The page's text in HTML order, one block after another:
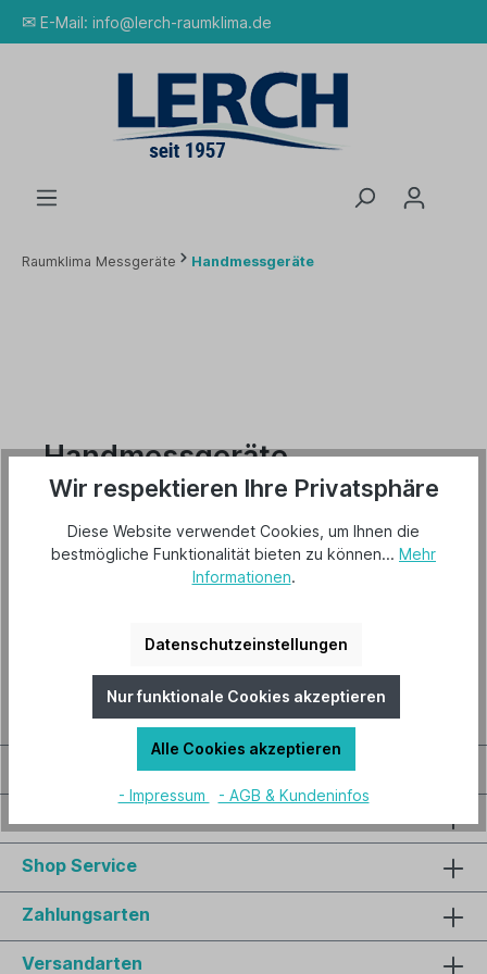
✉ E-Mail: info@lerch-raumklima.de
Raumklima Messgeräte Handmessgeräte
Handmessgeräte
Elektronische Handmessgeräte mit diversen
Funktionen zur Klimakontrolle in Museen, Archiven,
Schaltschränken, Baustellen...
Service-Hotline
Shop Service
Zahlungsarten
Versandarten
Wir respektieren Ihre Privatsphäre
Diese Website verwendet Cookies, um Ihnen die
bestmögliche Funktionalität bieten zu können... Mehr
Informationen.
Datenschutzeinstellungen
Nur funktionale Cookies akzeptieren
Alle Cookies akzeptieren
- Impressum - AGB & Kundeninfos